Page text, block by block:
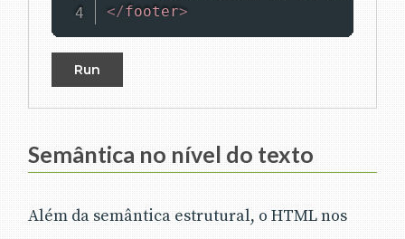
</footer>
Run
Semântica no nível do texto
Além da semântica estrutural, o HTML nos